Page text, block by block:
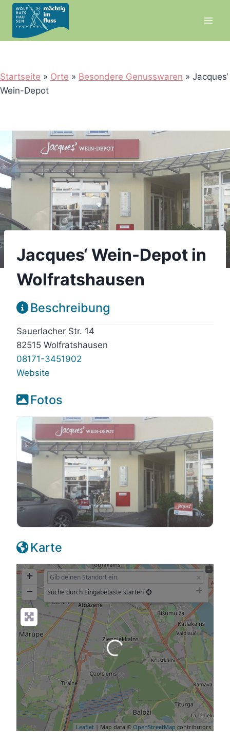
Zum
Inhalt
springen
Startseite » Orte » Besondere Genusswaren » Jacques‘
Wein-Depot
Jacques‘ Wein-Depot in
Wolfratshausen
Beschreibung
Sauerlacher Str. 14
82515 Wolfratshausen
08171-3451902
Website
Fotos
Karte
+
−
Suche durch Eingabetaste starten
Leaflet | Map data © OpenStreetMap contributors
Wird geladen …